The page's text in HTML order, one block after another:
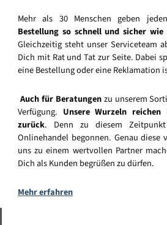
Mehr als 30 Menschen geben
Bestellung so schnell und sicher
Gleichzeitig steht unser Serviceteam
Dich mit Rat und Tat zur Seite. Dabei
eine Bestellung oder eine Reklamation
Auch für Beratungenzu unserem
Verfügung. Unsere Wurzeln
zurück. Denn zu diesem
Onlinehandel begonnen. Genau diese
uns zu einem wertvollen Partner
Dich als Kunden begrüßen zu dürfen.
Mehr erfahren